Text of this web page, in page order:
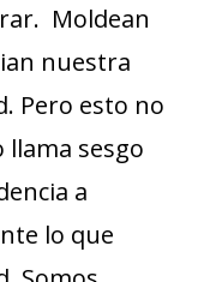
Moldean
nuestra
Pero esto no
llama sesgo
a
lo que